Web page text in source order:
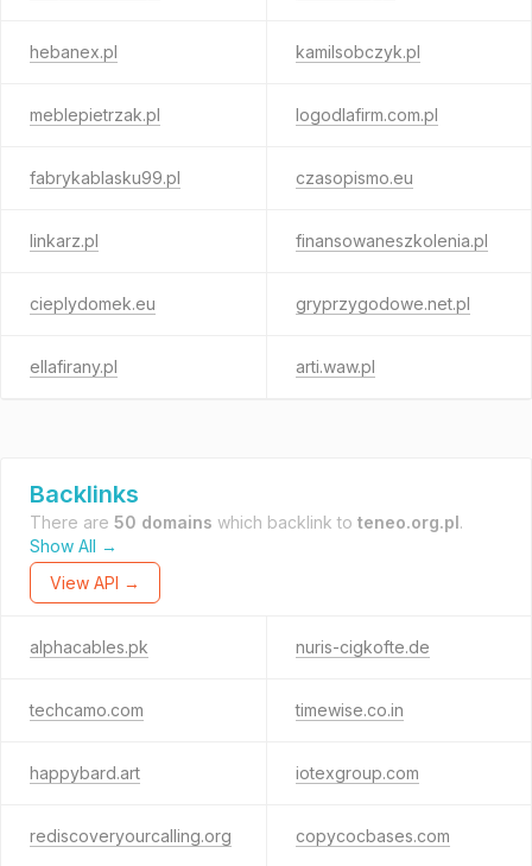
hebanex.pl kamilsobczyk.pl
meblepietrzak.pl logodlafirm.com.pl
fabrykablasku99.pl czasopismo.eu
linkarz.pl finansowaneszkolenia.pl
cieplydomek.eu gryprzygodowe.net.pl
ellafirany.pl arti.waw.pl
Backlinks
There are 50 domains which backlink to teneo.org.pl.
Show All →
View API →
alphacables.pk nuris-cigkofte.de
techcamo.com timewise.co.in
happybard.art iotexgroup.com
rediscoveryourcalling.org copycocbases.com